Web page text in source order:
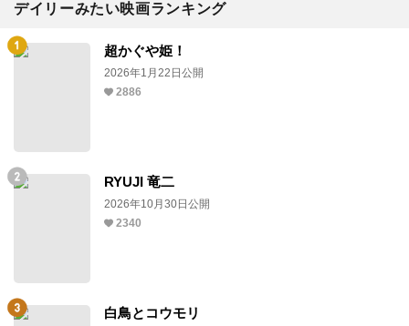
デイリーみたい映画ランキング
超かぐや姫！
2026年1月22日公開
2886
RYUJI 竜二
2026年10月30日公開
2340
白鳥とコウモリ